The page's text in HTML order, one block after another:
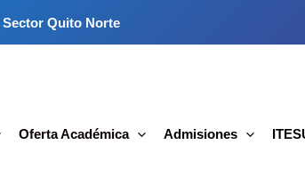
Sector Quito Norte
Oferta Académica Admisiones